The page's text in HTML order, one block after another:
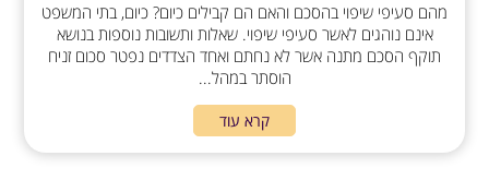
מהם סעיפי שיפוי בהסכם והאם הם קבילים כיום? כיום, בתי המשפט
אינם נוהגים לאשר סעיפי שיפוי. שאלות ותשובות נוספות בנושא
תוקף הסכם מתנה אשר לא נחתם ואחד הצדדים נפטר סכום זניח
הוסתר במהל...
קרא עוד